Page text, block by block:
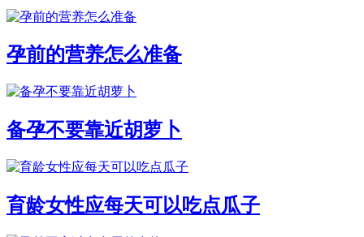
孕前的营养怎么准备
备孕不要靠近胡萝卜
育龄女性应每天可以吃点瓜子